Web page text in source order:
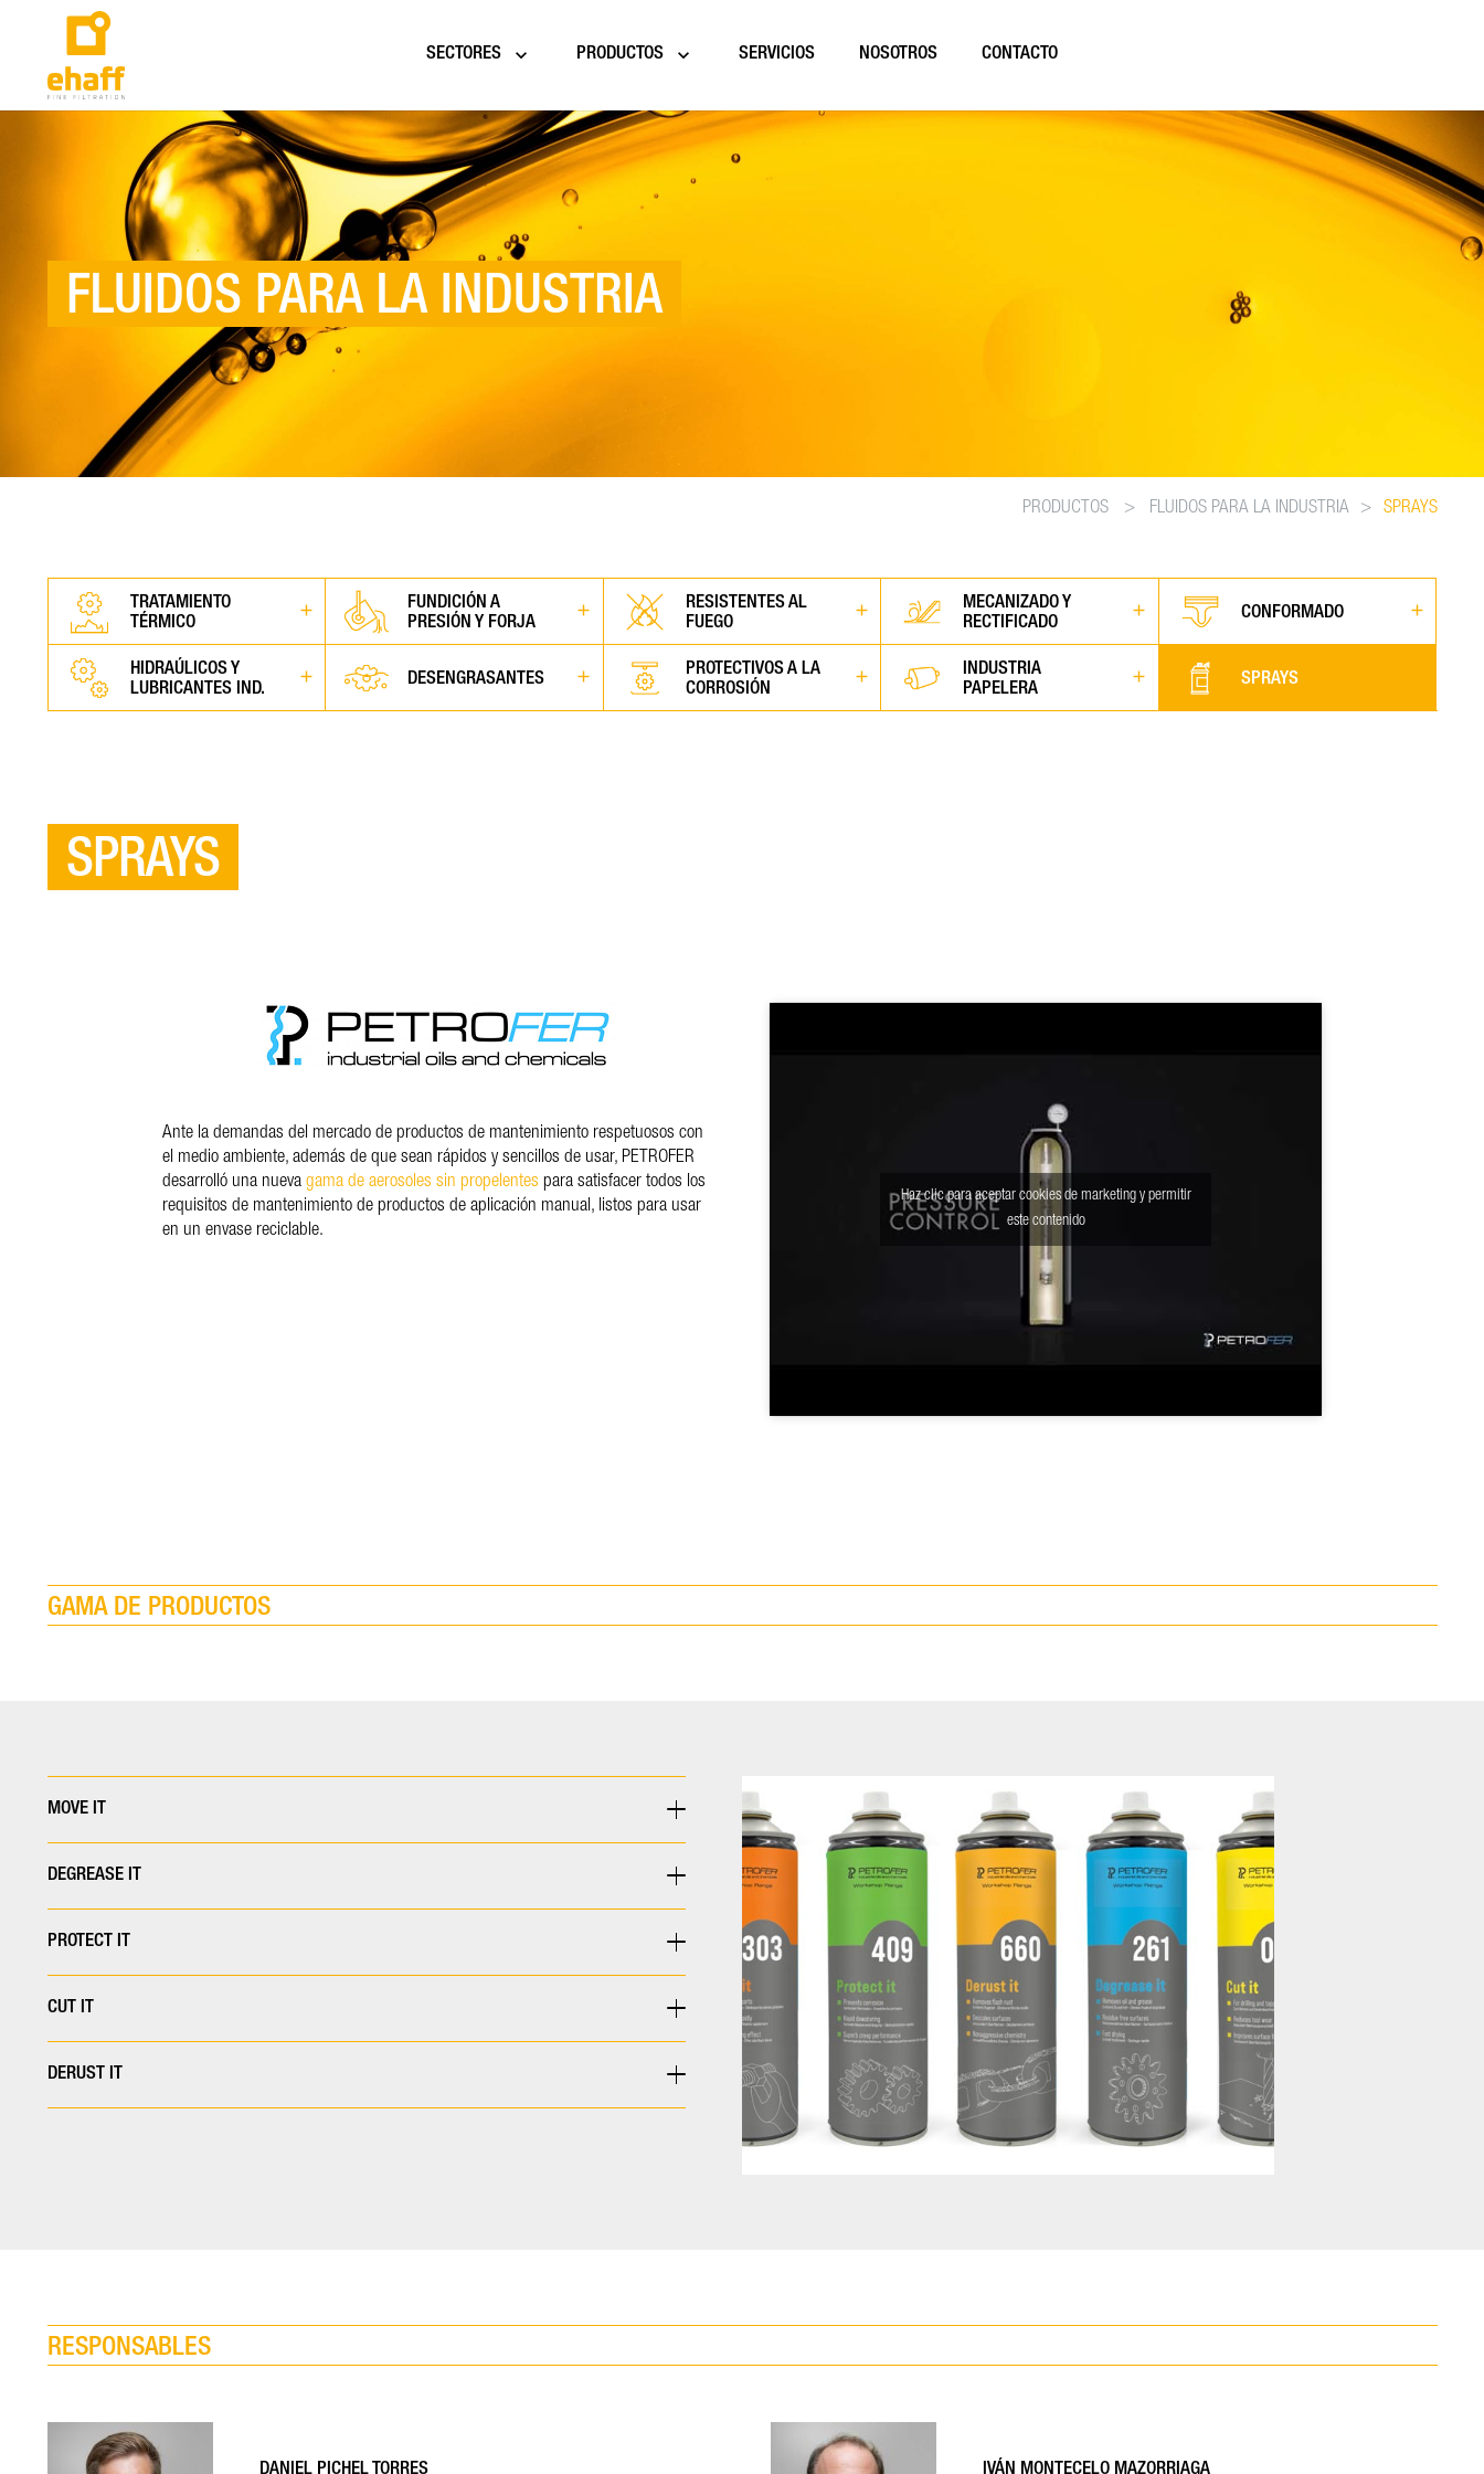
SECTORES PRODUCTOS SERVICIOS NOSOTROS CONTACTO
FLUIDOS PARA LA INDUSTRIA
PRODUCTOS > FLUIDOS PARA LA INDUSTRIA > SPRAYS
TRATAMIENTO
TÉRMICO
FUNDICIÓN A
PRESIÓN Y FORJA
RESISTENTES AL
FUEGO
MECANIZADO Y
RECTIFICADO
CONFORMADO
HIDRAÚLICOS Y
LUBRICANTES IND.
DESENGRASANTES
PROTECTIVOS A LA
CORROSIÓN
INDUSTRIA
PAPELERA
SPRAYS
SPRAYS
Ante la demandas del mercado de productos de mantenimiento respetuosos con
el medio ambiente, además de que sean rápidos y sencillos de usar, PETROFER
desarrolló una nuevagama de aerosoles sin propelentes para satisfacer todos los
requisitos de mantenimiento de productos de aplicación manual, listos para usar
en un envase reciclable.
Haz clic para aceptar cookies de marketing y permitir
este contenido
GAMA DE PRODUCTOS
MOVE IT
DEGREASE IT
PROTECT IT
CUT IT
DERUST IT
RESPONSABLES